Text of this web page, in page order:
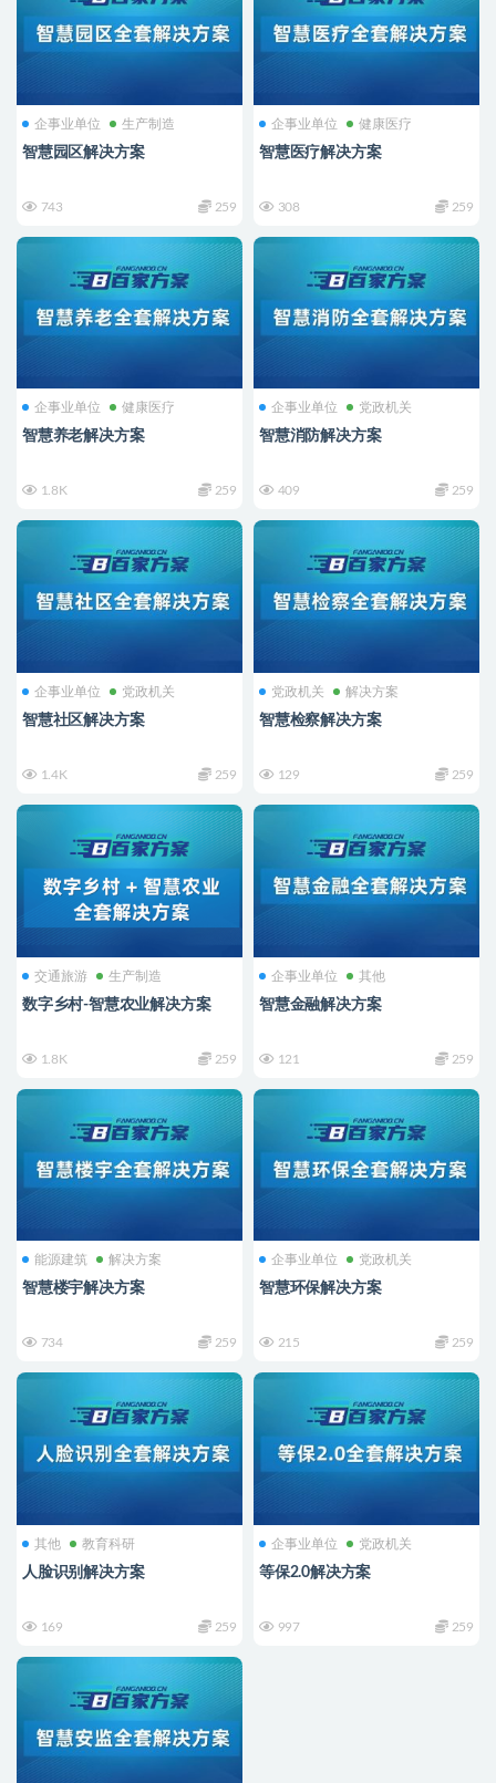
企事业单位 生产制造
智慧园区解决方案
743 259
企事业单位 健康医疗
智慧医疗解决方案
308 259
企事业单位 健康医疗
智慧养老解决方案
1.8K 259
企事业单位 党政机关
智慧消防解决方案
409 259
企事业单位 党政机关
智慧社区解决方案
1.4K 259
党政机关 解决方案
智慧检察解决方案
129 259
交通旅游 生产制造
数字乡村-智慧农业解决方案
1.8K 259
企事业单位 其他
智慧金融解决方案
121 259
能源建筑 解决方案
智慧楼宇解决方案
734 259
企事业单位 党政机关
智慧环保解决方案
215 259
其他 教育科研
人脸识别解决方案
169 259
企事业单位 党政机关
等保2.0解决方案
997 259